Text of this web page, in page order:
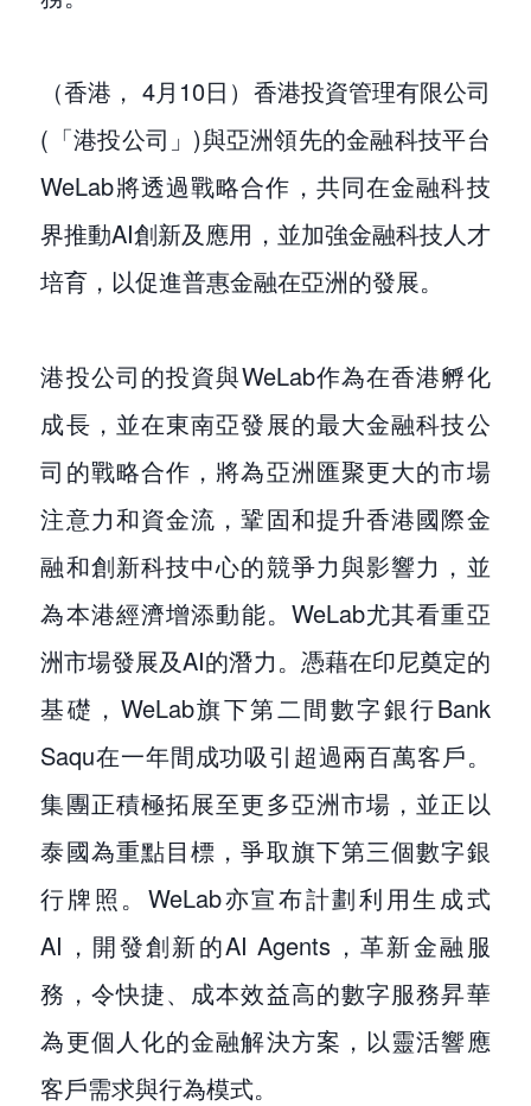
（香港， 4月10日）香港投資管理有限公司
(「港投公司」)與亞洲領先的金融科技平台
WeLab將透過戰略合作，共同在金融科技
界推動AI創新及應用，並加強金融科技人才
培育，以促進普惠金融在亞洲的發展。
港投公司的投資與WeLab作為在香港孵化
成長，並在東南亞發展的最大金融科技公
司的戰略合作，將為亞洲匯聚更大的市場
注意力和資金流，鞏固和提升香港國際金
融和創新科技中心的競爭力與影響力，並
為本港經濟增添動能。WeLab尤其看重亞
洲市場發展及AI的潛力。憑藉在印尼奠定的
基礎，WeLab旗下第二間數字銀行Bank
Saqu在一年間成功吸引超過兩百萬客戶。
集團正積極拓展至更多亞洲市場，並正以
泰國為重點目標，爭取旗下第三個數字銀
行牌照。WeLab亦宣布計劃利用生成式
AI，開發創新的AI Agents，革新金融服
務，令快捷、成本效益高的數字服務昇華
為更個人化的金融解決方案，以靈活響應
客戶需求與行為模式。